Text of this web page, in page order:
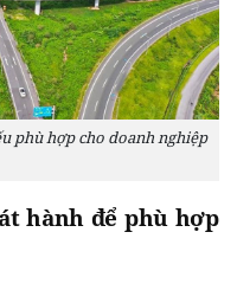
phù hợp cho doanh nghiệp
hành để phù hợp